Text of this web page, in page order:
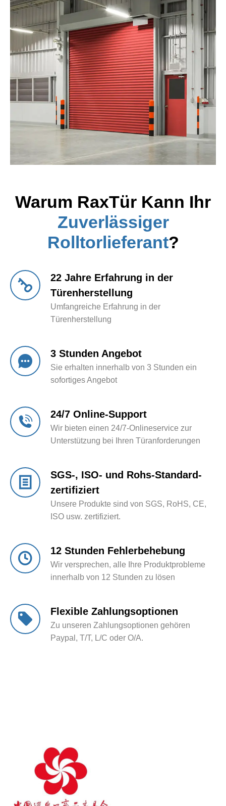
Warum RaxTür Kann Ihr
Zuverlässiger
Rolltorlieferant?
22 Jahre Erfahrung in der
Türenherstellung
Umfangreiche Erfahrung in der
Türenherstellung
3 Stunden Angebot
Sie erhalten innerhalb von 3 Stunden ein
sofortiges Angebot
24/7 Online-Support
Wir bieten einen 24/7-Onlineservice zur
Unterstützung bei Ihren Türanforderungen
SGS-, ISO- und Rohs-Standard-
zertifiziert
Unsere Produkte sind von SGS, RoHS, CE,
ISO usw. zertifiziert.
12 Stunden Fehlerbehebung
Wir versprechen, alle Ihre Produktprobleme
innerhalb von 12 Stunden zu lösen
Flexible Zahlungsoptionen
Zu unseren Zahlungsoptionen gehören
Paypal, T/T, L/C oder O/A.